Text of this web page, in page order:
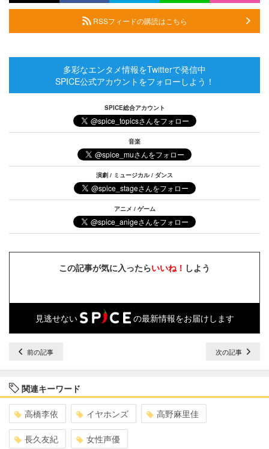
RSSフィードの購読はこちら
多彩なエンタメ情報をTwitterで発信中
SPICE公式アカウントをフォローしよう！
SPICE総合アカウント
音楽
演劇 / ミュージカル / ダンス
アニメ / ゲーム
この記事が気に入ったらいいね！ しよう
見逃せない の最新情報をお届けします
前の記事 次の記事
関連キーワード
高橋李依 イヤホンズ 高野麻里佳
長久友紀 女性声優